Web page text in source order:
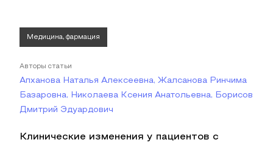
Медицина, фармация
Авторы статьи
Апханова Наталья Алексеевна, Жалсанова Ринчима
Базаровна, Николаева Ксения Анатольевна, Борисов
Дмитрий Эдуардович
Клинические изменения у пациентов с